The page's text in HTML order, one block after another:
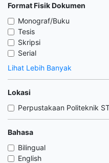
Format Fisik Dokumen
Monograf/Buku
Tesis
Skripsi
Serial
Lihat Lebih Banyak
Lokasi
Perpustakaan Politeknik
Bahasa
Bilingual
English